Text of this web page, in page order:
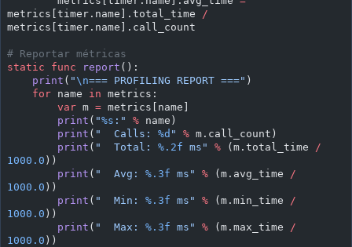
metrics[timer.name].total_time
/
metrics[timer.name].call_count
# Reportar métricas
static func report ():
    print
( "\n=== PROFILING REPORT ===" )
    for
name in metrics:
        var
m = metrics[name]
        print
( "%s :" % name)
        print
( "  Calls: %d " % m.call_count)
        print
( "  Total: %.2f ms" % (m.total_time
/
1000.0 ))
        print
( "  Avg: %.3f ms" % (m.avg_time
/
1000.0 ))
        print
( "  Min: %.3f ms" % (m.min_time
/
1000.0 ))
        print
( "  Max: %.3f ms" % (m.max_time
/
1000.0 ))